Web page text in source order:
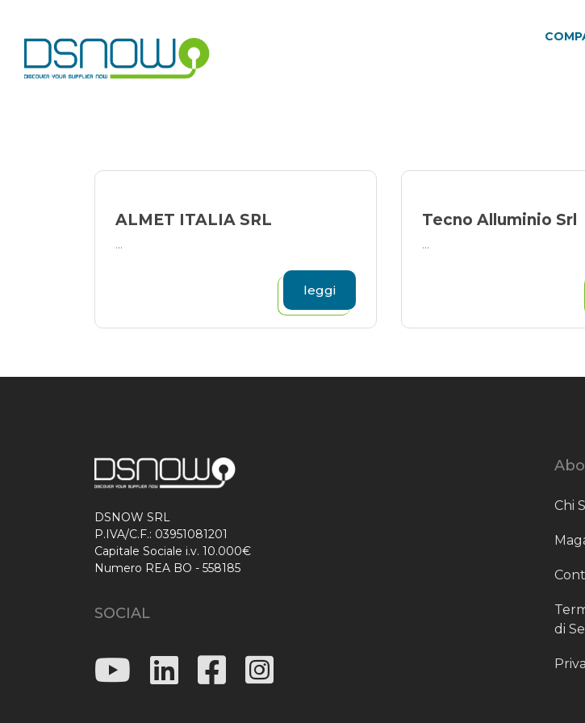
content
ALMET ITALIA SRL
...
leggi
Tecno Alluminio Srl
...
DSNOW SRL
P.IVA/C.F.: 03951081201
Capitale Sociale i.v. 10.000€
Numero REA BO - 558185
SOCIAL
Chi
di